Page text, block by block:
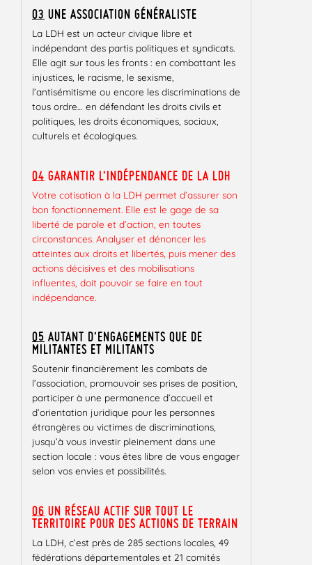
03 UNE ASSOCIATION GÉNÉRALISTE
La LDH est un acteur civique libre et
indépendant des partis politiques et syndicats.
Elle agit sur tous les fronts : en combattant les
injustices, le racisme, le sexisme,
l’antisémitisme ou encore les discriminations de
tous ordre… en défendant les droits civils et
politiques, les droits économiques, sociaux,
culturels et écologiques.
04 GARANTIR L’INDÉPENDANCE DE LA LDH
Votre cotisation à la LDH permet d’assurer son
bon fonctionnement. Elle est le gage de sa
liberté de parole et d’action, en toutes
circonstances. Analyser et dénoncer les
atteintes aux droits et libertés, puis mener des
actions décisives et des mobilisations
influentes, doit pouvoir se faire en tout
indépendance.
05 AUTANT D’ENGAGEMENTS QUE DE
MILITANTES ET MILITANTS
Soutenir financièrement les combats de
l’association, promouvoir ses prises de position,
participer à une permanence d’accueil et
d’orientation juridique pour les personnes
étrangères ou victimes de discriminations,
jusqu’à vous investir pleinement dans une
section locale : vous êtes libre de vous engager
selon vos envies et possibilités.
06 UN RÉSEAU ACTIF SUR TOUT LE
TERRITOIRE POUR DES ACTIONS DE TERRAIN
La LDH, c’est près de 285 sections locales, 49
fédérations départementales et 21 comités